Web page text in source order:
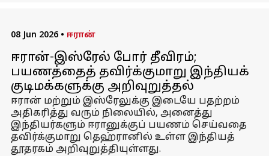
08 Jun 2026 • ஈரான்
ஈரான்-இஸ்ரேல் போர் தீவிரம்;
பயணத்தைத் தவிர்க்குமாறு இந்தியக்
குடிமக்களுக்கு அறிவுறுத்தல்
ஈரான் மற்றும் இஸ்ரேலுக்கு இடையே பதற்றம்
அதிகரித்து வரும் நிலையில், அனைத்து
இந்தியர்களும் ஈரானுக்குப் பயணம் செய்வதை
தவிர்க்குமாறு தெஹ்ரானில் உள்ள இந்தியத்
தூதரகம் அறிவுறுத்தியுள்ளது.